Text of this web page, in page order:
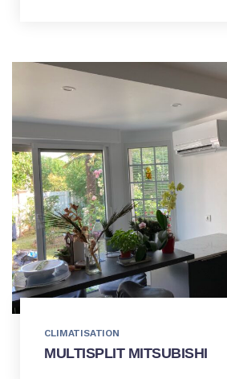
CLIMATISATION
MULTISPLIT MITSUBISHI